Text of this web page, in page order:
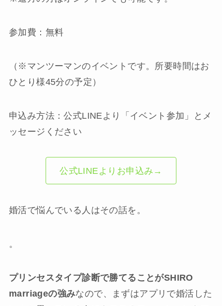
参加費：無料
（※マンツーマンのイベントです。所要時間はお
ひとり様45分の予定）
申込み方法：公式LINEより「イベント参加」とメ
ッセージください
公式LINEよりお申込み→
婚活で悩んでいる人はその話を。
。
プリンセスタイプ診断で勝てることがSHIRO
marriageの強みなので、まずはアプリで婚活した